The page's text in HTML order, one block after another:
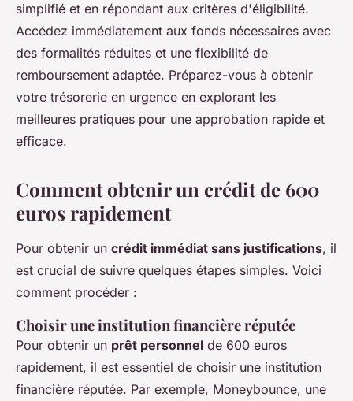
simplifié et en répondant aux critères d'éligibilité.
Accédez immédiatement aux fonds nécessaires avec
des formalités réduites et une flexibilité de
remboursement adaptée. Préparez-vous à obtenir
votre trésorerie en urgence en explorant les
meilleures pratiques pour une approbation rapide et
efficace.
Comment obtenir un crédit de 600
euros rapidement
Pour obtenir un crédit immédiat sans justifications, il
est crucial de suivre quelques étapes simples. Voici
comment procéder :
Choisir une institution financière réputée
Pour obtenir un prêt personnel de 600 euros
rapidement, il est essentiel de choisir une institution
financière réputée. Par exemple, Moneybounce, une